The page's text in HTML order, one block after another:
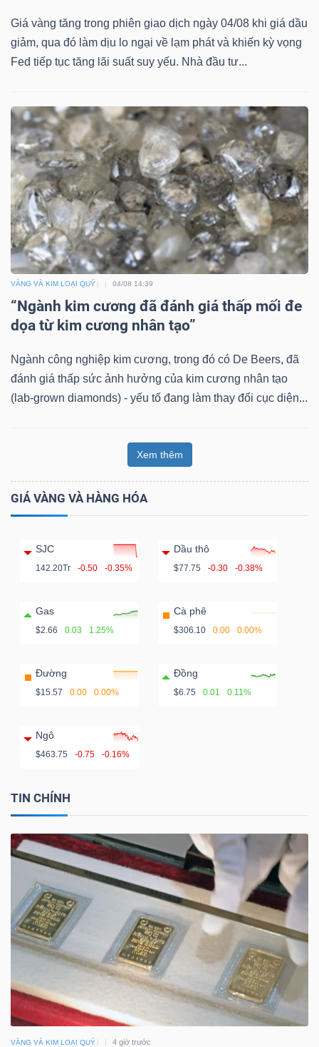
Giá vàng tăng trong phiên giao dịch ngày 04/08 khi giá dầu
giảm, qua đó làm dịu lo ngại về lạm phát và khiến kỳ vọng
Fed tiếp tục tăng lãi suất suy yếu. Nhà đầu tư...
VÀNG VÀ KIM LOẠI QUÝ 04/08 14:39
“Ngành kim cương đã đánh giá thấp mối đe
dọa từ kim cương nhân tạo”
Ngành công nghiệp kim cương, trong đó có De Beers, đã
đánh giá thấp sức ảnh hưởng của kim cương nhân tạo
(lab-grown diamonds) - yếu tố đang làm thay đổi cục diện...
Xem thêm
GIÁ VÀNG VÀ HÀNG HÓA
SJC
142.20Tr -0.50 -0.35%
Dầu thô
$77.75 -0.30 -0.38%
Gas
$2.66 0.03 1.25%
Cà phê
$306.10 0.00 0.00%
Đường
$15.57 0.00 0.00%
Đồng
$6.75 0.01 0.11%
Ngô
$463.75 -0.75 -0.16%
TIN CHÍNH
VÀNG VÀ KIM LOẠI QUÝ 4 giờ trước